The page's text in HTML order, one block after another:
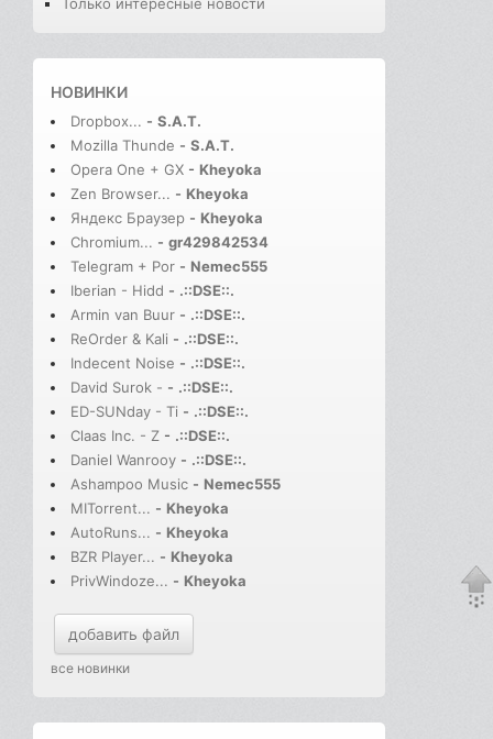
Только интересные новости
НОВИНКИ
Dropbox... - S.A.T.
Mozilla Thunde - S.A.T.
Opera One + GX - Kheyoka
Zen Browser... - Kheyoka
Яндекс Браузер - Kheyoka
Chromium... - gr429842534
Telegram + Por - Nemec555
Iberian - Hidd - .::DSE::.
Armin van Buur - .::DSE::.
ReOrder & Kali - .::DSE::.
Indecent Noise - .::DSE::.
David Surok - - .::DSE::.
ED-SUNday - Ti - .::DSE::.
Claas Inc. - Z - .::DSE::.
Daniel Wanrooy - .::DSE::.
Ashampoo Music - Nemec555
MITorrent... - Kheyoka
AutoRuns... - Kheyoka
BZR Player... - Kheyoka
PrivWindoze... - Kheyoka
добавить файл
все новинки